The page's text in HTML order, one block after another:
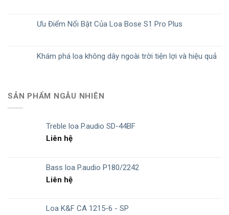
Ưu Điểm Nổi Bật Của Loa Bose S1 Pro Plus
Khám phá loa không dây ngoài trời tiện lợi và hiệu quả
SẢN PHẨM NGẪU NHIÊN
Treble loa P.audio SD-44BF
Liên hệ
Bass loa P.audio P180/2242
Liên hệ
Loa K&F CA 1215-6 - SP